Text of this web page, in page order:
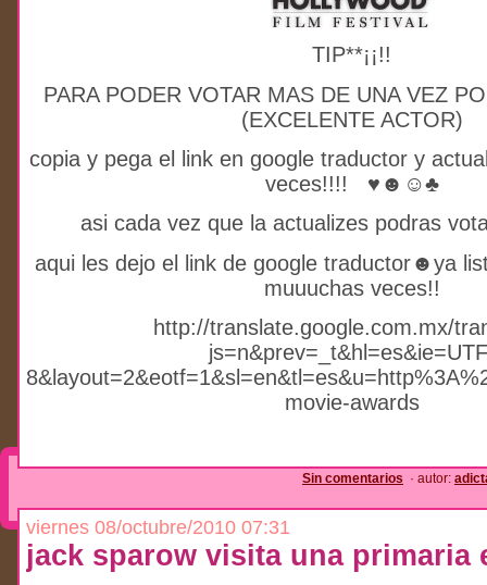
TIP**¡¡!!
PARA PODER VOTAR MAS DE UNA VEZ
(EXCELENTE ACTOR)
copia y pega el link en google traductor y
veces!!!! ♥☻☺♣
asi cada vez que la actualizes podras
aqui les dejo el link de google traductor☻ya
muuuchas veces!!
http://translate.google.com.mx/
movie-awards
Sin comentarios · autor:
viernes 08/octubre/2010 07:31
jack sparow visita una primaria